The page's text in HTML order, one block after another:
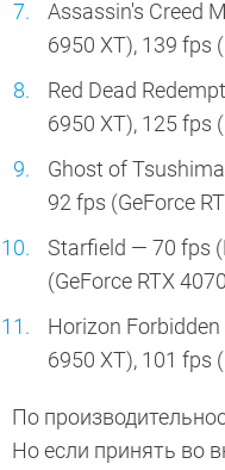
Assassin's Creed
6950 XT), 139 fps
Red Dead
6950 XT), 125 fps
Ghost of
92 fps (GeForce
Starfield — 70 fps
(GeForce RTX
Horizon
6950 XT), 101 fps
По
Но если принять во